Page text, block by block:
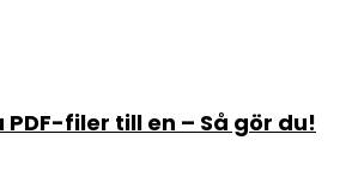
filer till en – Så gör du!